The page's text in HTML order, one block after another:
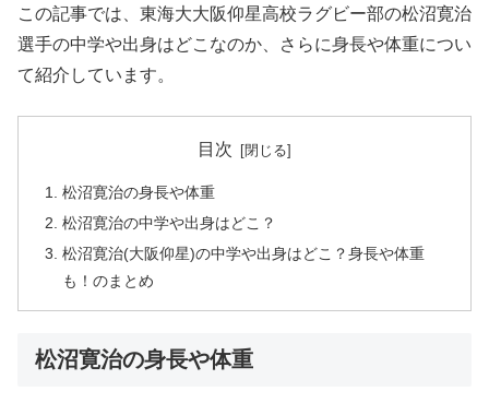
この記事では、東海大大阪仰星高校ラグビー部の松沼寛治
選手の中学や出身はどこなのか、さらに身長や体重につい
て紹介しています。
目次
松沼寛治の身長や体重
松沼寛治の中学や出身はどこ？
松沼寛治(大阪仰星)の中学や出身はどこ？身長や体重
も！のまとめ
松沼寛治の身長や体重